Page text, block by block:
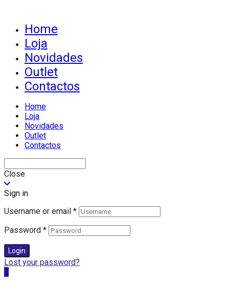
Home
Loja
Novidades
Outlet
Contactos
Home
Loja
Novidades
Outlet
Contactos
Close
Sign in
Username or email *
Password *
Login
Lost your password?
0